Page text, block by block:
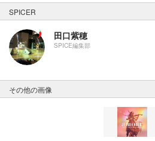
SPICER
田口紫穂
SPICE編集部
その他の画像